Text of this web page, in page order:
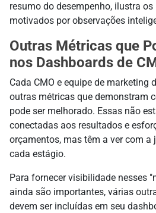
resumo do desempenho, ilustra
motivados por observações
Outras Métricas que
nos Dashboards de
Cada CMO e equipe de marketing
outras métricas que demonstram
pode ser melhorado. Essas não
conectadas aos resultados e
orçamentos, mas têm a ver com a
cada estágio.
Para fornecer visibilidade nesses
ainda são importantes, várias
devem ser incluídas em seu